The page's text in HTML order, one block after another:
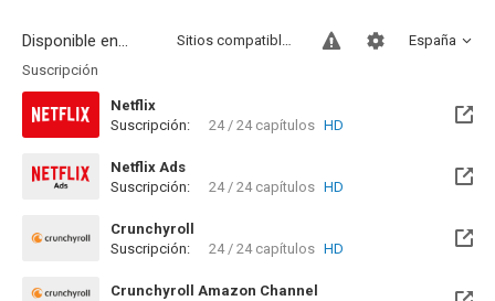
Disponible en... España
Sitios compatibles
Suscripción
Netflix
Suscripción:
24 / 24 capítulos HD
Netflix Ads
Suscripción:
24 / 24 capítulos HD
Crunchyroll
Suscripción:
24 / 24 capítulos HD
Crunchyroll Amazon Channel